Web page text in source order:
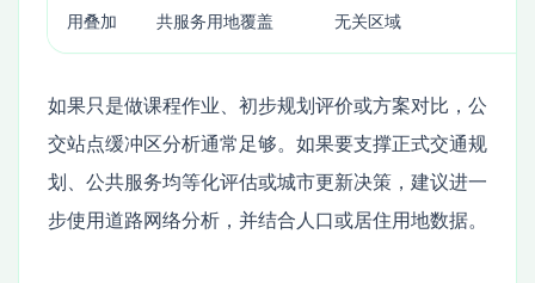
用叠加
共服务用地覆盖
无关区域
如果只是做课程作业、初步规划评价或方案对比，公
交站点缓冲区分析通常足够。如果要支撑正式交通规
划、公共服务均等化评估或城市更新决策，建议进一
步使用道路网络分析，并结合人口或居住用地数据。